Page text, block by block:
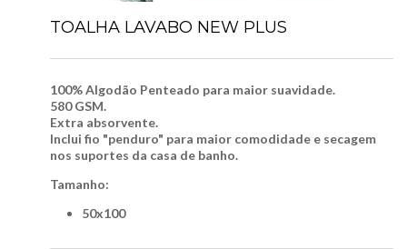
TOALHA LAVABO NEW PLUS
100% Algodão Penteado para maior suavidade.
580 GSM.
Extra absorvente.
Inclui fio "penduro" para maior comodidade e secagem
nos suportes da casa de banho.
Tamanho:
50x100